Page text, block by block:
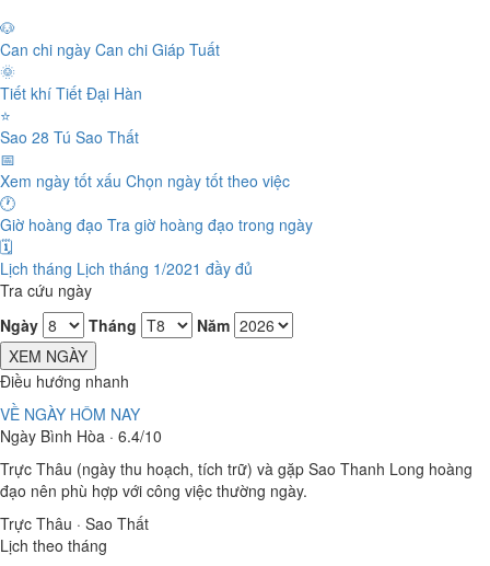
🐶
Can chi ngày Can chi Giáp Tuất
🌞
Tiết khí Tiết Đại Hàn
⭐
Sao 28 Tú Sao Thất
📅
Xem ngày tốt xấu Chọn ngày tốt theo việc
🕐
Giờ hoàng đạo Tra giờ hoàng đạo trong ngày
🗓️
Lịch tháng Lịch tháng 1/2021 đầy đủ
Tra cứu ngày
Ngày
Tháng
Năm
XEM NGÀY
Điều hướng nhanh
VỀ NGÀY HÔM NAY
Ngày Bình Hòa · 6.4/10
Trực Thâu (ngày thu hoạch, tích trữ) và gặp Sao Thanh Long hoàng
đạo nên phù hợp với công việc thường ngày.
Trực Thâu · Sao Thất
Lịch theo tháng